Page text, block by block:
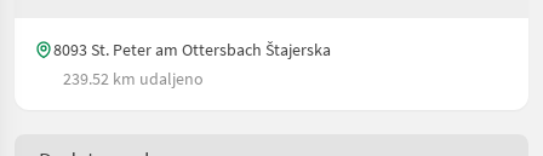
8093 St. Peter am Ottersbach Štajerska
239.52 km udaljeno